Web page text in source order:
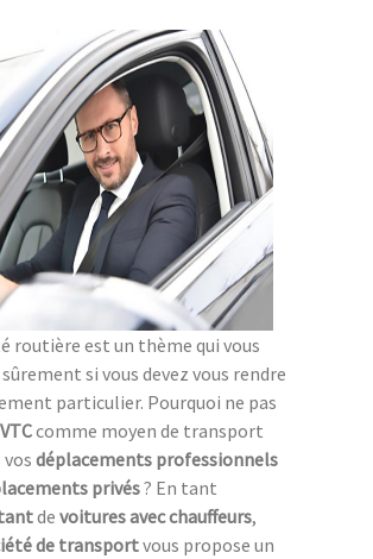
routière est un thème qui vous
si vous devez vous rendre
particulier. Pourquoi ne pas
VTCcomme moyen de transport
déplacements professionnels
privés? En tant
de voitures avec chauffeurs,
de transportvous propose un